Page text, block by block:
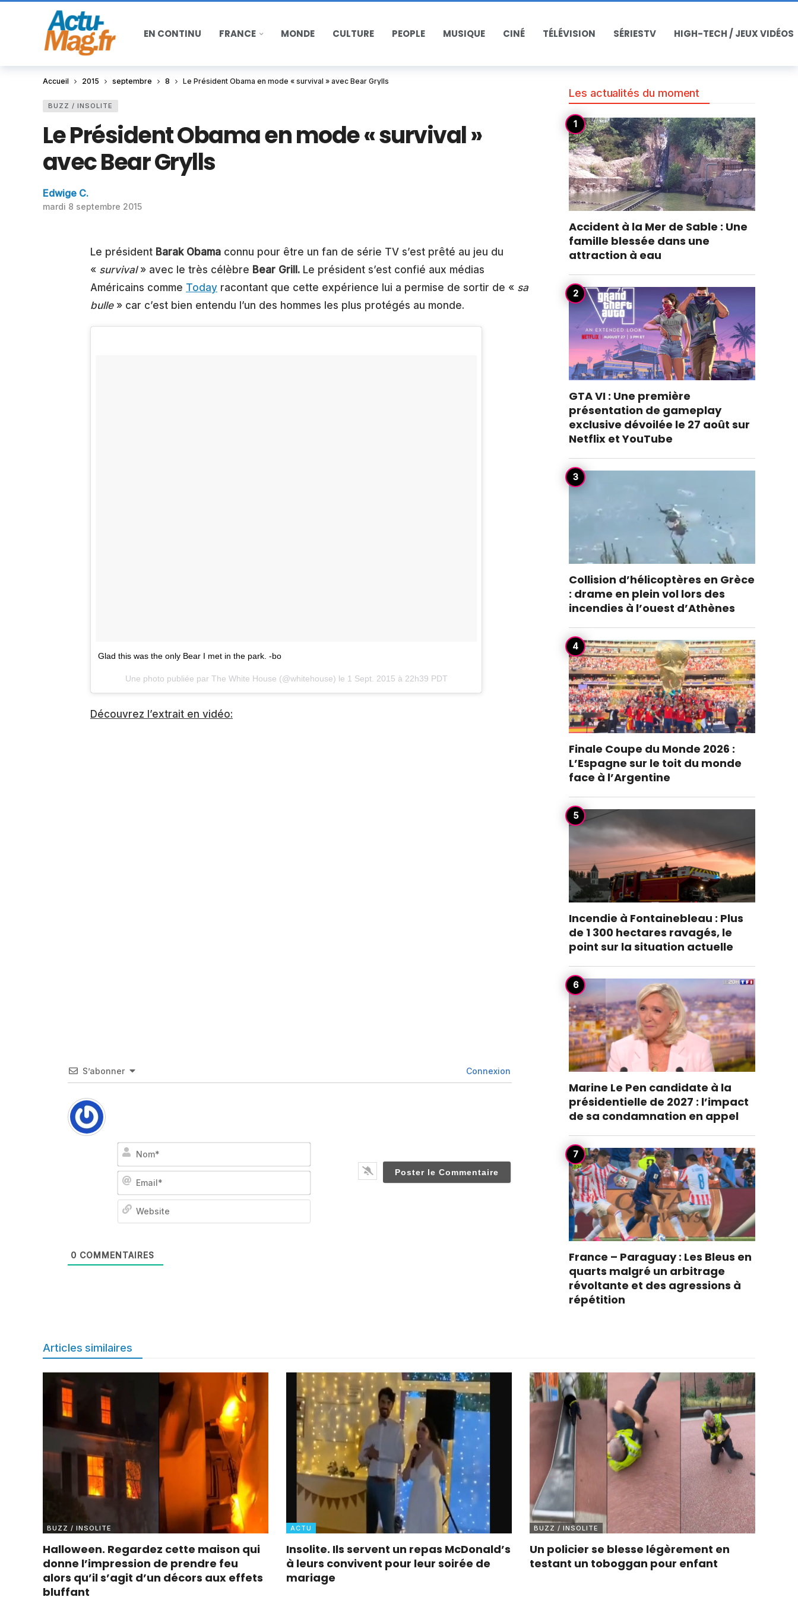
EN CONTINU FRANCE MONDE CULTURE PEOPLE MUSIQUE CINÉ TÉLÉVISION SÉRIESTV HIGH-TECH / JEUX VIDÉOS
Accueil 2015 septembre 8 Le Président Obama en mode « survival » avec Bear Grylls
BUZZ / INSOLITE
Le Président Obama en mode « survival »
avec Bear Grylls
Edwige C.
mardi 8 septembre 2015
Le président Barak Obama connu pour être un fan de série TV s’est prêté au jeu du
« survival» avec le très célèbre Bear Grill. Le président s’est confié aux médias
Américains comme Today racontant que cette expérience lui a permise de sortir de « sa
bulle» car c’est bien entendu l’un des hommes les plus protégés au monde.
Glad this was the only Bear I met in the park. -bo
Une photo publiée par The White House (@whitehouse) le 1 Sept. 2015 à 22h39 PDT
Découvrez l’extrait en vidéo:
S’abonner Connexion
Nom*
Email*
Website
0 COMMENTAIRES
Les actualités du moment
Accident à la Mer de Sable : Une
famille blessée dans une
attraction à eau
GTA VI : Une première
présentation de gameplay
exclusive dévoilée le 27 août sur
Netflix et YouTube
Collision d’hélicoptères en Grèce
: drame en plein vol lors des
incendies à l’ouest d’Athènes
Finale Coupe du Monde 2026 :
L’Espagne sur le toit du monde
face à l’Argentine
Incendie à Fontainebleau : Plus
de 1 300 hectares ravagés, le
point sur la situation actuelle
Marine Le Pen candidate à la
présidentielle de 2027 : l’impact
de sa condamnation en appel
France – Paraguay : Les Bleus en
quarts malgré un arbitrage
révoltante et des agressions à
répétition
Articles similaires
BUZZ / INSOLITE
Halloween. Regardez cette maison qui
donne l’impression de prendre feu
alors qu’il s’agit d’un décors aux effets
bluffant
ACTU
Insolite. Ils servent un repas McDonald’s
à leurs convivent pour leur soirée de
mariage
BUZZ / INSOLITE
Un policier se blesse légèrement en
testant un toboggan pour enfant